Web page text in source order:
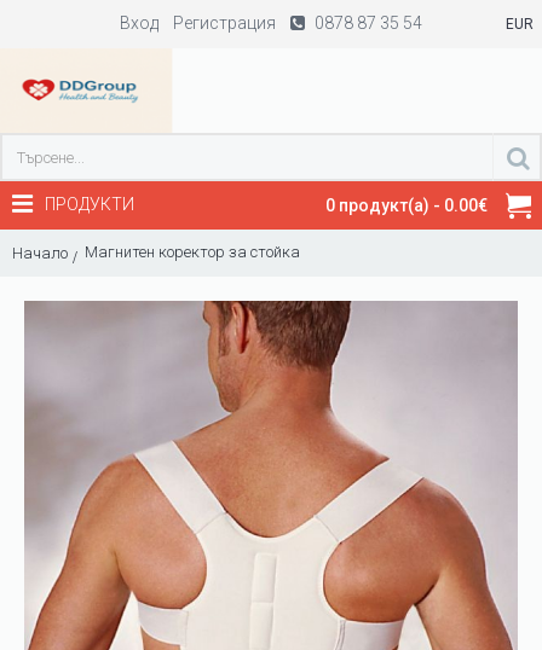
Вход Регистрация 0878 87 35 54 EUR
0 продукт(а) - 0.00€
ПРОДУКТИ
Начало Магнитен коректор за стойка